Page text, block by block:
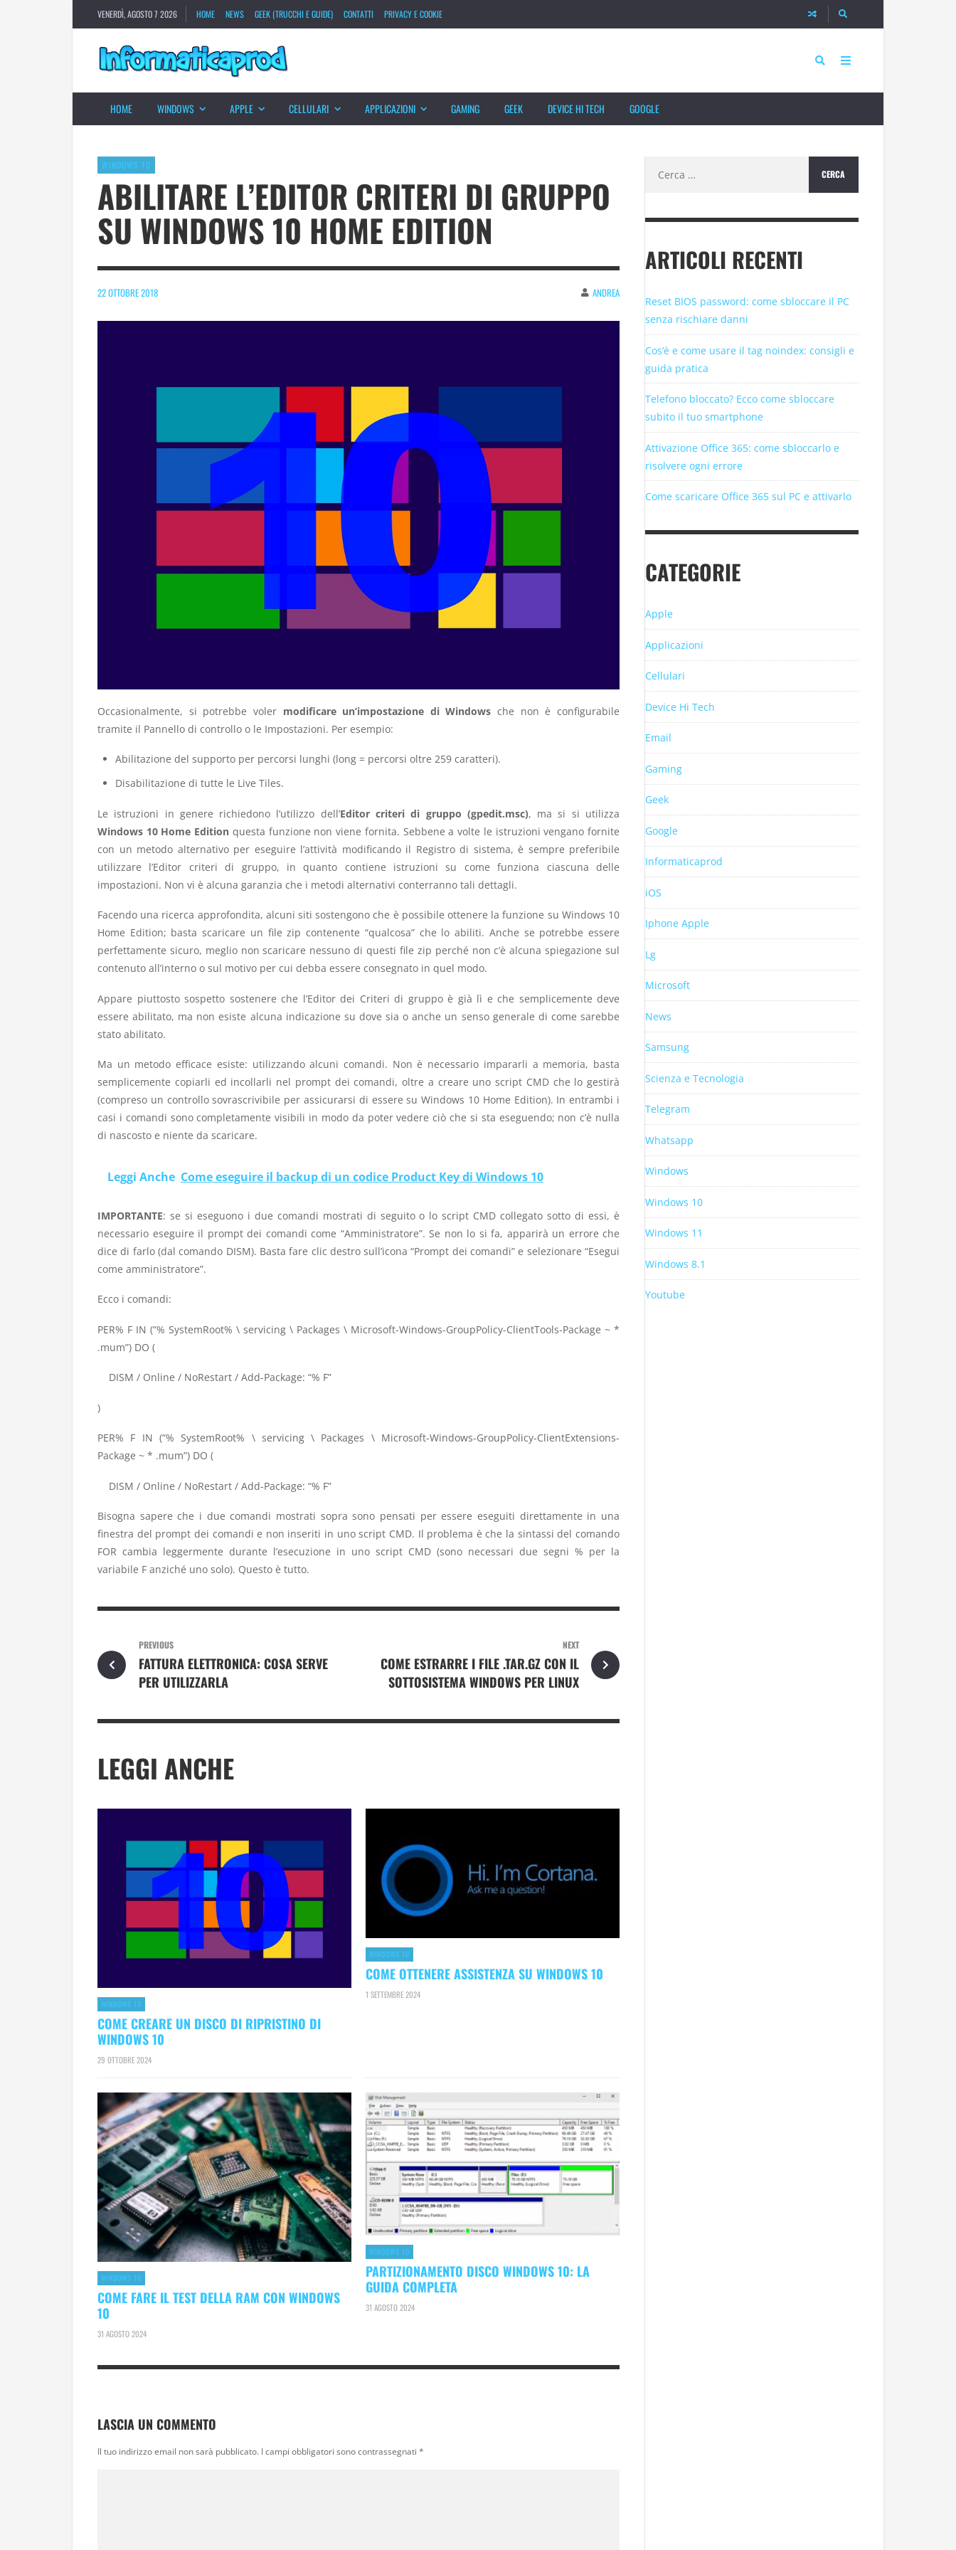
VENERDÌ, AGOSTO 7 2026 HOME NEWS GEEK (TRUCCHI E GUIDE) CONTATTI PRIVACY E COOKIE
HOME WINDOWS APPLE CELLULARI APPLICAZIONI GAMING GEEK DEVICE HI TECH GOOGLE
WINDOWS 10
ABILITARE L’EDITOR CRITERI DI GRUPPO
SU WINDOWS 10 HOME EDITION
22 OTTOBRE 2018 ANDREA
Occasionalmente, si potrebbe voler modificare un’impostazione di Windows che non è configurabile
tramite il Pannello di controllo o le Impostazioni. Per esempio:
Abilitazione del supporto per percorsi lunghi (long = percorsi oltre 259 caratteri).
Disabilitazione di tutte le Live Tiles.
Le istruzioni in genere richiedono l’utilizzo dell’Editor criteri di gruppo (gpedit.msc), ma si si utilizza
Windows 10 Home Edition questa funzione non viene fornita. Sebbene a volte le istruzioni vengano fornite
con un metodo alternativo per eseguire l’attività modificando il Registro di sistema, è sempre preferibile
utilizzare l’Editor criteri di gruppo, in quanto contiene istruzioni su come funziona ciascuna delle
impostazioni. Non vi è alcuna garanzia che i metodi alternativi conterranno tali dettagli.
Facendo una ricerca approfondita, alcuni siti sostengono che è possibile ottenere la funzione su Windows 10
Home Edition; basta scaricare un file zip contenente “qualcosa” che lo abiliti. Anche se potrebbe essere
perfettamente sicuro, meglio non scaricare nessuno di questi file zip perché non c’è alcuna spiegazione sul
contenuto all’interno o sul motivo per cui debba essere consegnato in quel modo.
Appare piuttosto sospetto sostenere che l’Editor dei Criteri di gruppo è già lì e che semplicemente deve
essere abilitato, ma non esiste alcuna indicazione su dove sia o anche un senso generale di come sarebbe
stato abilitato.
Ma un metodo efficace esiste: utilizzando alcuni comandi. Non è necessario impararli a memoria, basta
semplicemente copiarli ed incollarli nel prompt dei comandi, oltre a creare uno script CMD che lo gestirà
(compreso un controllo sovrascrivibile per assicurarsi di essere su Windows 10 Home Edition). In entrambi i
casi i comandi sono completamente visibili in modo da poter vedere ciò che si sta eseguendo; non c’è nulla
di nascosto e niente da scaricare.
Leggi Anche Come eseguire il backup di un codice Product Key di Windows 10
IMPORTANTE: se si eseguono i due comandi mostrati di seguito o lo script CMD collegato sotto di essi, è
necessario eseguire il prompt dei comandi come “Amministratore”. Se non lo si fa, apparirà un errore che
dice di farlo (dal comando DISM). Basta fare clic destro sull’icona “Prompt dei comandi” e selezionare “Esegui
come amministratore”.
Ecco i comandi:
PER% F IN (“% SystemRoot% \ servicing \ Packages \ Microsoft-Windows-GroupPolicy-ClientTools-Package ~ *
.mum”) DO (
DISM / Online / NoRestart / Add-Package: “% F”
)
PER% F IN (“% SystemRoot% \ servicing \ Packages \ Microsoft-Windows-GroupPolicy-ClientExtensions-
Package ~ * .mum”) DO (
DISM / Online / NoRestart / Add-Package: “% F”
Bisogna sapere che i due comandi mostrati sopra sono pensati per essere eseguiti direttamente in una
finestra del prompt dei comandi e non inseriti in uno script CMD. Il problema è che la sintassi del comando
FOR cambia leggermente durante l’esecuzione in uno script CMD (sono necessari due segni % per la
variabile F anziché uno solo). Questo è tutto.
PREVIOUS
FATTURA ELETTRONICA: COSA SERVE
PER UTILIZZARLA
NEXT
COME ESTRARRE I FILE .TAR.GZ CON IL
SOTTOSISTEMA WINDOWS PER LINUX
LEGGI ANCHE
WINDOWS 10
COME CREARE UN DISCO DI RIPRISTINO DI
WINDOWS 10
29 OTTOBRE 2024
WINDOWS 10
COME OTTENERE ASSISTENZA SU WINDOWS 10
1 SETTEMBRE 2024
WINDOWS 10
COME FARE IL TEST DELLA RAM CON WINDOWS
10
31 AGOSTO 2024
WINDOWS 10
PARTIZIONAMENTO DISCO WINDOWS 10: LA
GUIDA COMPLETA
31 AGOSTO 2024
LASCIA UN COMMENTO
Il tuo indirizzo email non sarà pubblicato. I campi obbligatori sono contrassegnati *
per:
ARTICOLI RECENTI
Reset BIOS password: come sbloccare il PC
senza rischiare danni
Cos’è e come usare il tag noindex: consigli e
guida pratica
Telefono bloccato? Ecco come sbloccare
subito il tuo smartphone
Attivazione Office 365: come sbloccarlo e
risolvere ogni errore
Come scaricare Office 365 sul PC e attivarlo
CATEGORIE
Apple
Applicazioni
Cellulari
Device Hi Tech
Email
Gaming
Geek
Google
Informaticaprod
iOS
Iphone Apple
Lg
Microsoft
News
Samsung
Scienza e Tecnologia
Telegram
Whatsapp
Windows
Windows 10
Windows 11
Windows 8.1
Youtube